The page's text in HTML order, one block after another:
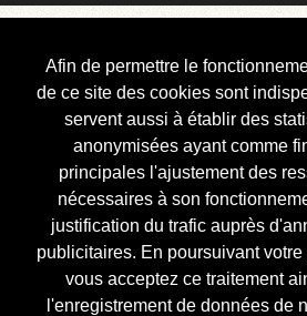
Afin de permettre le
de ce site des cookies sont
servent aussi à établir des
anonymisées ayant comme
principales l'ajustement des
nécessaires à son
justification du trafic auprès
publicitaires. En poursuivant
vous acceptez ce traitement
l'enregistrement de données de
Courbis, « LE »
Blog Officiel
Bienvenue
Réalisations
Divers (et d’été)
Annonces